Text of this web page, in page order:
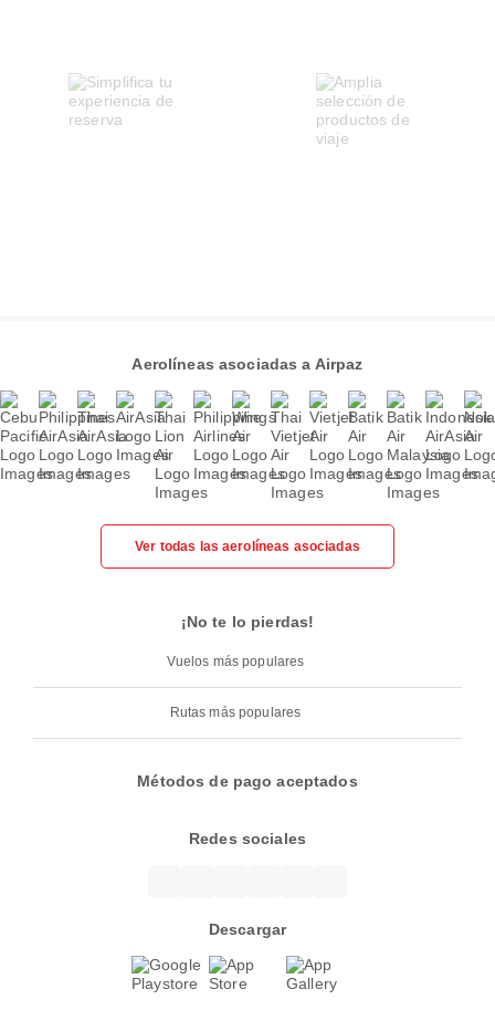
Aerolíneas asociadas a Airpaz
Ver todas las aerolíneas asociadas
¡No te lo pierdas!
Vuelos más populares
Rutas más populares
Métodos de pago aceptados
Redes sociales
Descargar